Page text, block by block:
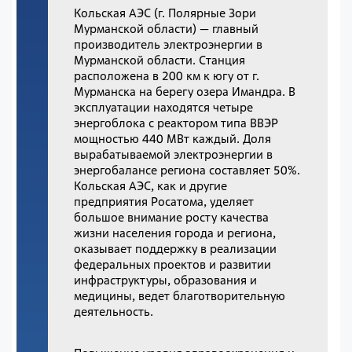
Кольская АЭС (г. Полярные Зори
Мурманской области) — главный
производитель электроэнергии в
Мурманской области. Станция
расположена в 200 км к югу от г.
Мурманска на берегу озера Имандра. В
эксплуатации находятся четыре
энергоблока с реактором типа ВВЭР
мощностью 440 МВт каждый. Доля
вырабатываемой электроэнергии в
энергобалансе региона составляет 50%.
Кольская АЭС, как и другие
предприятия Росатома, уделяет
большое внимание росту качества
жизни населения города и региона,
оказывает поддержку в реализации
федеральных проектов и развитии
инфраструктуры, образования и
медицины, ведет благотворительную
деятельность.